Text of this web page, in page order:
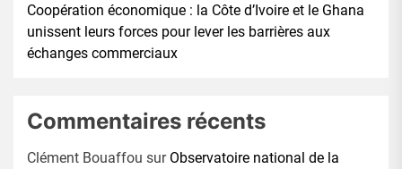
Coopération économique : la Côte d’Ivoire et le Ghana
unissent leurs forces pour lever les barrières aux
échanges commerciaux
Commentaires récents
Clément Bouaffou sur Observatoire national de la